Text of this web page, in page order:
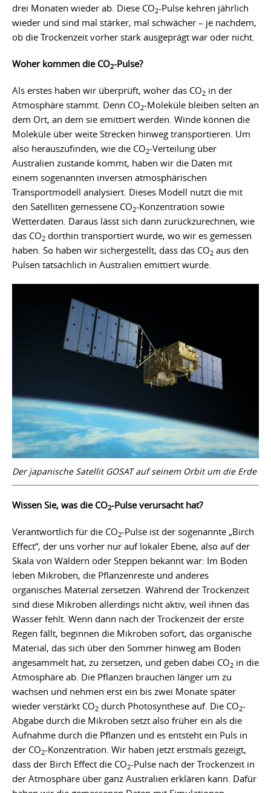
drei Monaten wieder ab. Diese CO2-Pulse kehren jährlich
wieder und sind mal stärker, mal schwächer – je nachdem,
ob die Trockenzeit vorher stark ausgeprägt war oder nicht.
Woher kommen die CO2-Pulse?
Als erstes haben wir überprüft, woher das CO2 in der
Atmosphäre stammt. Denn CO2-Moleküle bleiben selten an
dem Ort, an dem sie emittiert werden. Winde können die
Moleküle über weite Strecken hinweg transportieren. Um
also herauszufinden, wie die CO2-Verteilung über
Australien zustande kommt, haben wir die Daten mit
einem sogenannten inversen atmosphärischen
Transportmodell analysiert. Dieses Modell nutzt die mit
den Satelliten gemessene CO2-Konzentration sowie
Wetterdaten. Daraus lässt sich dann zurückzurechnen, wie
das CO2 dorthin transportiert wurde, wo wir es gemessen
haben. So haben wir sichergestellt, dass das CO2 aus den
Pulsen tatsächlich in Australien emittiert wurde.
Der japanische Satellit GOSAT auf seinem Orbit um die Erde
Wissen Sie, was die CO2-Pulse verursacht hat?
Verantwortlich für die CO2-Pulse ist der sogenannte „Birch
Effect“, der uns vorher nur auf lokaler Ebene, also auf der
Skala von Wäldern oder Steppen bekannt war: Im Boden
leben Mikroben, die Pflanzenreste und anderes
organisches Material zersetzen. Während der Trockenzeit
sind diese Mikroben allerdings nicht aktiv, weil ihnen das
Wasser fehlt. Wenn dann nach der Trockenzeit der erste
Regen fällt, beginnen die Mikroben sofort, das organische
Material, das sich über den Sommer hinweg am Boden
angesammelt hat, zu zersetzen, und geben dabei CO2 in die
Atmosphäre ab. Die Pflanzen brauchen länger um zu
wachsen und nehmen erst ein bis zwei Monate später
wieder verstärkt CO2 durch Photosynthese auf. Die CO2-
Abgabe durch die Mikroben setzt also früher ein als die
Aufnahme durch die Pflanzen und es entsteht ein Puls in
der CO2-Konzentration. Wir haben jetzt erstmals gezeigt,
dass der Birch Effect die CO2-Pulse nach der Trockenzeit in
der Atmosphäre über ganz Australien erklären kann. Dafür